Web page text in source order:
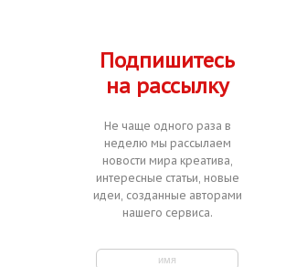
Подпишитесь
на рассылку
Не чаще одного раза в
неделю мы рассылаем
новости мира креатива,
интересные статьи, новые
идеи, созданные авторами
нашего сервиса.